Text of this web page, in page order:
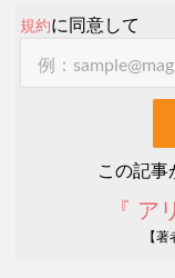
規約に同意して
この記事
『 ア
【